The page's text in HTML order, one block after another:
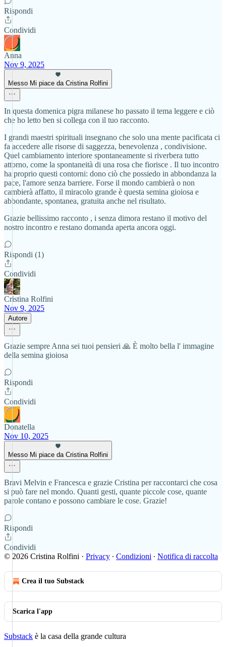
Rispondi
Condividi
Anna
Nov 9, 2025
Messo Mi piace da Cristina Rolfini
In questa domenica pigra milanese ho passato il tema leggere e ciò
che ho letto ben si collega con il tuo racconto.
I grandi maestri spirituali insegnano che solo una mente pacificata ci
fa accedere alle risorse di saggezza, benevolenza , condivisione.
Quel cambiamento interiore spontaneamente si riverbera tutto
attorno, come la spontaneità di una rosa che fiorisce . Il tuo incontro
ha proprio questi contorni: dono ciò che possiedo in abbondanza la
pace, l'amore senza barriere. Forse il mondo cambierà o non
cambierà affatto, il miracolo grande è questa semina gioiosa e
abbondante, spontanea, gratuita anche nel risultato.
Grazie bellissimo racconto , i senza dimora restano il motivo del
nostro incontro e restano domanda aperta ancora oggi.
Rispondi (1)
Condividi
Cristina Rolfini
Nov 9, 2025
Autore
Grazie sempre Anna sei tuoi pensieri 🙏 È molto bella l' immagine
della semina gioiosa
Rispondi
Condividi
Donatella
Nov 10, 2025
Messo Mi piace da Cristina Rolfini
Bravi Melvin e Francesca e grazie Cristina per raccontarci che cosa
si può fare nel mondo. Quanti gesti, quante piccole cose, quante
parole contano e possono cambiare le cose. Grazie!
Rispondi
Condividi
© 2026 Cristina Rolfini · Privacy ∙ Condizioni ∙ Notifica di raccolta
Crea il tuo Substack
Scarica l'app
Substack è la casa della grande cultura